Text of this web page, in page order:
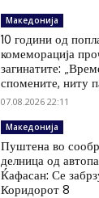
Македонија
10 години од
комеморација
загинатите:
спомените, ниту
07.08.2026 22:11
Македонија
Пуштена во
делница од
Ќафасан: Се
Коридорот 8